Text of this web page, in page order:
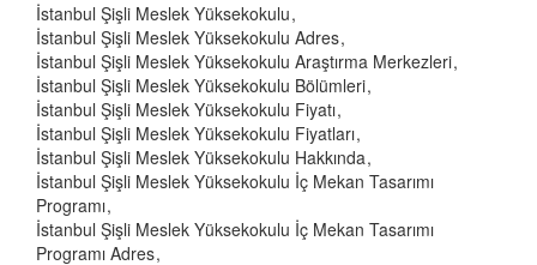
İstanbul Şişli Meslek Yüksekokulu
İstanbul Şişli Meslek Yüksekokulu Adres
İstanbul Şişli Meslek Yüksekokulu Araştırma Merkezleri
İstanbul Şişli Meslek Yüksekokulu Bölümleri
İstanbul Şişli Meslek Yüksekokulu Fiyatı
İstanbul Şişli Meslek Yüksekokulu Fiyatları
İstanbul Şişli Meslek Yüksekokulu Hakkında
İstanbul Şişli Meslek Yüksekokulu İç Mekan Tasarımı
Programı
İstanbul Şişli Meslek Yüksekokulu İç Mekan Tasarımı
Programı Adres